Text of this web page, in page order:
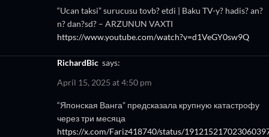
“Ucan taksi” surucusu tovb? etdi | Baku TV-y? hadis? an?
n? dan?sd? – ARZUNUN VAXTI
https://www.youtube.com/watch?v=d1VeGY0sw9Q
RichardBic says:
April 15, 2025 at 4:50 pm
“Японская Ванга” предсказала крупную катастрофу
через три месяца
https://x.com/Fariz418740/status/